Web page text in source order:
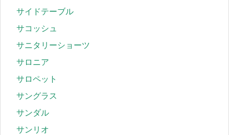
サイドテーブル
サコッシュ
サニタリーショーツ
サロニア
サロペット
サングラス
サンダル
サンリオ